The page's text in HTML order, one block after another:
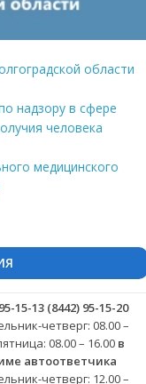
15-13 (8442) 95-15-20
четверг: 08.00 –
08.00 – 16.00 в
автоответчика
четверг: 12.00 –